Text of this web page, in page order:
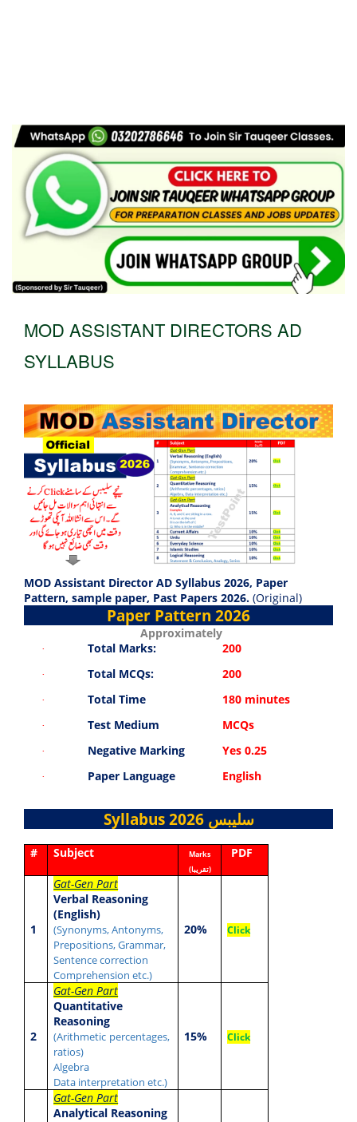
MOD ASSISTANT DIRECTORS AD
SYLLABUS
MOD Assistant Director AD Syllabus 2026, Paper
Pattern, sample paper, Past Papers 2026. (Original)
Paper Pattern 2026
Approximately
· Total Marks: 200
· Total MCQs: 200
· Total Time 180 minutes
· Test Medium MCQs
· Negative Marking Yes 0.25
· Paper Language English
Syllabus 2026 سلیبس
# Subject
Marks
(تقریبا)
PDF
1
Gat-Gen Part
Verbal Reasoning
(English)
(Synonyms, Antonyms,
Prepositions, Grammar,
Sentence correction
Comprehension etc.)
20% Click
2
Gat-Gen Part
Quantitative
Reasoning
(Arithmetic percentages,
ratios)
Algebra
Data interpretation etc.)
15% Click
Gat-Gen Part
Analytical Reasoning